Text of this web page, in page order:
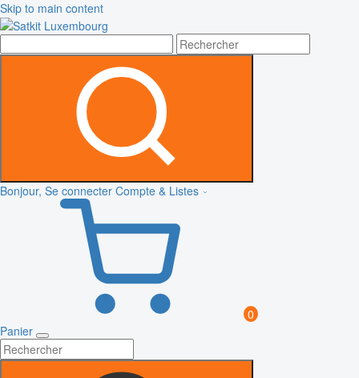
Skip to main content
Bonjour, Se connecter Compte & Listes
0
Panier